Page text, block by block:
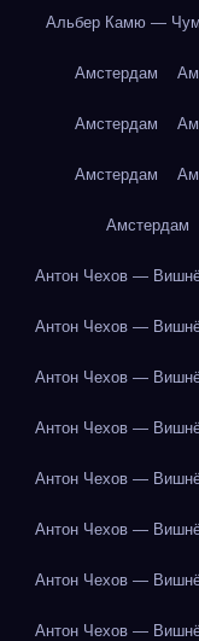
Альбер Камю —
Амстердам
Амстердам
Амстердам
Амстердам
Антон Чехов —
Антон Чехов —
Антон Чехов —
Антон Чехов —
Антон Чехов —
Антон Чехов —
Антон Чехов —
Антон Чехов —